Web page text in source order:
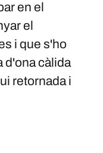
en el
el
i que s'ho
d'ona càlida
retornada i